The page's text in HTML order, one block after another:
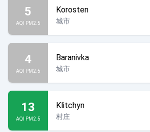
5
AQI PM2.5
Korosten
城市
4
AQI PM2.5
Baranivka
城市
13
AQI PM2.5
Klitchyn
村庄